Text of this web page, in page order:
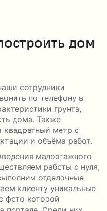
дом
сотрудники
по телефону в
грунта,
дома. Также
квадратный метр с
и объёма работ.
малоэтажного
работы с нуля,
отделочные
клиенту уникальные
фото которой